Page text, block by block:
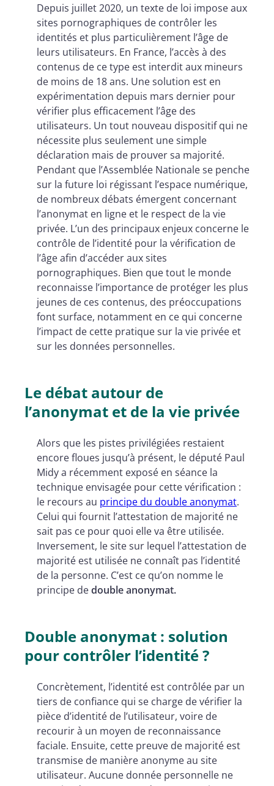
Depuis juillet 2020, un texte de loi impose aux
sites pornographiques de contrôler les
identités et plus particulièrement l’âge de
leurs utilisateurs. En France, l’accès à des
contenus de ce type est interdit aux mineurs
de moins de 18 ans. Une solution est en
expérimentation depuis mars dernier pour
vérifier plus efficacement l’âge des
utilisateurs. Un tout nouveau dispositif qui ne
nécessite plus seulement une simple
déclaration mais de prouver sa majorité.
Pendant que l’Assemblée Nationale se penche
sur la future loi régissant l’espace numérique,
de nombreux débats émergent concernant
l’anonymat en ligne et le respect de la vie
privée. L’un des principaux enjeux concerne le
contrôle de l’identité pour la vérification de
l’âge afin d’accéder aux sites
pornographiques. Bien que tout le monde
reconnaisse l’importance de protéger les plus
jeunes de ces contenus, des préoccupations
font surface, notamment en ce qui concerne
l’impact de cette pratique sur la vie privée et
sur les données personnelles.
Le débat autour de
l’anonymat et de la vie privée
Alors que les pistes privilégiées restaient
encore floues jusqu’à présent, le député Paul
Midy a récemment exposé en séance la
technique envisagée pour cette vérification :
le recours au principe du double anonymat.
Celui qui fournit l’attestation de majorité ne
sait pas ce pour quoi elle va être utilisée.
Inversement, le site sur lequel l’attestation de
majorité est utilisée ne connaît pas l’identité
de la personne. C’est ce qu’on nomme le
principe dedouble anonymat.
Double anonymat : solution
pour contrôler l’identité ?
Concrètement, l’identité est contrôlée par un
tiers de confiance qui se charge de vérifier la
pièce d’identité de l’utilisateur, voire de
recourir à un moyen de reconnaissance
faciale. Ensuite, cette preuve de majorité est
transmise de manière anonyme au site
utilisateur. Aucune donnée personnelle ne